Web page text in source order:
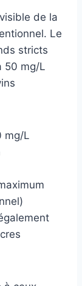
de la
Le
stricts
50 mg/L
mg/L